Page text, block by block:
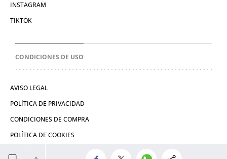
INSTAGRAM
TIKTOK
CONDICIONES DE USO
AVISO LEGAL
POLÍTICA DE PRIVACIDAD
CONDICIONES DE COMPRA
POLÍTICA DE COOKIES